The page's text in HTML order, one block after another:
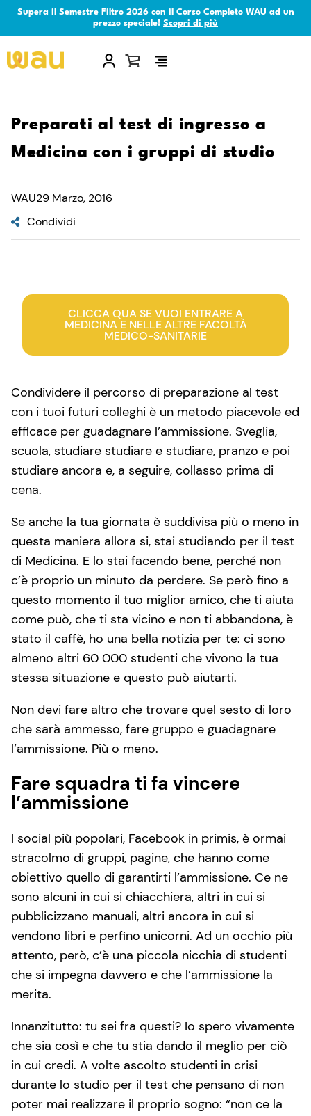
Supera il Semestre Filtro 2026 con il Corso Completo WAU ad un
prezzo speciale! Scopri di più
×
Preparati al test di ingresso a
Medicina con i gruppi di studio
WAU29 Marzo, 2016
Condividi
CLICCA QUA SE VUOI ENTRARE A
MEDICINA E NELLE ALTRE FACOLTÀ
MEDICO-SANITARIE
Condividere il percorso di preparazione al test
con i tuoi futuri colleghi è un metodo piacevole ed
efficace per guadagnare l’ammissione. Sveglia,
scuola, studiare studiare e studiare, pranzo e poi
studiare ancora e, a seguire, collasso prima di
cena.
Se anche la tua giornata è suddivisa più o meno in
questa maniera allora si, stai studiando per il test
di Medicina. E lo stai facendo bene, perché non
c’è proprio un minuto da perdere. Se però fino a
questo momento il tuo miglior amico, che ti aiuta
come può, che ti sta vicino e non ti abbandona, è
stato il caffè, ho una bella notizia per te: ci sono
almeno altri 60 000 studenti che vivono la tua
stessa situazione e questo può aiutarti.
Non devi fare altro che trovare quel sesto di loro
che sarà ammesso, fare gruppo e guadagnare
l’ammissione. Più o meno.
Fare squadra ti fa vincere
l’ammissione
I social più popolari, Facebook in primis, è ormai
stracolmo di gruppi, pagine, che hanno come
obiettivo quello di garantirti l’ammissione. Ce ne
sono alcuni in cui si chiacchiera, altri in cui si
pubblicizzano manuali, altri ancora in cui si
vendono libri e perfino unicorni. Ad un occhio più
attento, però, c’è una piccola nicchia di studenti
che si impegna davvero e che l’ammissione la
merita.
Innanzitutto: tu sei fra questi? Io spero vivamente
che sia così e che tu stia dando il meglio per ciò
in cui credi. A volte ascolto studenti in crisi
durante lo studio per il test che pensano di non
poter mai realizzare il proprio sogno: “non ce la